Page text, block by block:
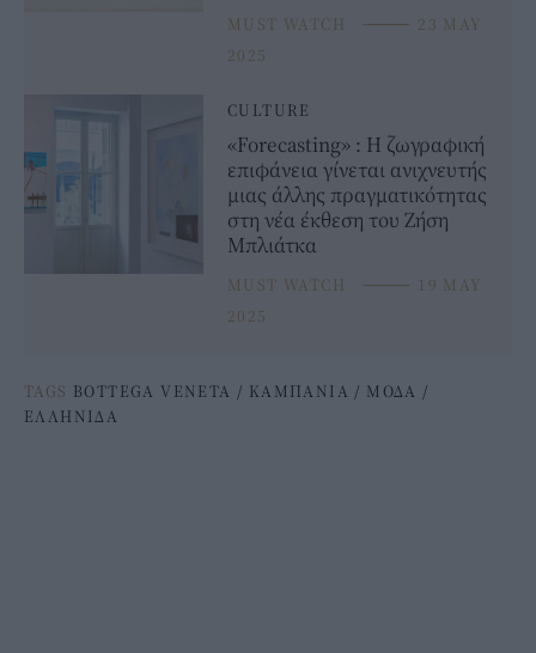
MUST WATCH ⸻ 23 MAY
2025
CULTURE
«Forecasting» : Η ζωγραφική
επιφάνεια γίνεται ανιχνευτής
μιας άλλης πραγματικότητας
στη νέα έκθεση του Ζήση
Μπλιάτκα
MUST WATCH ⸻ 19 MAY
2025
TAGS ΒOTTEGA VENETA / ΚΑΜΠΑΝΙΑ / ΜΟΔΑ /
ΕΛΛΗΝΙΔΑ